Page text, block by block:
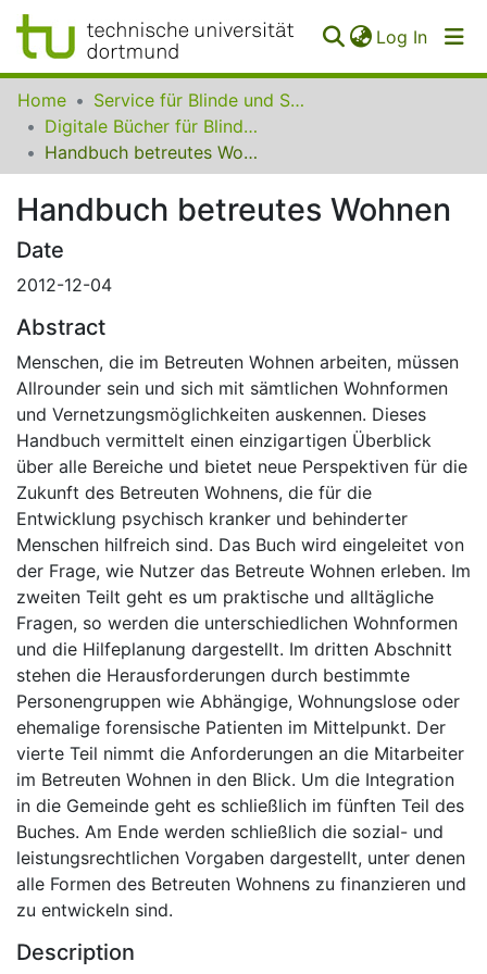
Log In
Communities
Collections
FAQ
Home
Service für Blinde und Sehbehinderte der UB Dortmund
Digitale Bücher für Blinde und Sehbehinderte
Handbuch betreutes Wohnen
Handbuch betreutes Wohnen
Date
2012-12-04
Abstract
Menschen, die im Betreuten Wohnen arbeiten, müssen
Allrounder sein und sich mit sämtlichen Wohnformen
und Vernetzungsmöglichkeiten auskennen. Dieses
Handbuch vermittelt einen einzigartigen Überblick
über alle Bereiche und bietet neue Perspektiven für die
Zukunft des Betreuten Wohnens, die für die
Entwicklung psychisch kranker und behinderter
Menschen hilfreich sind. Das Buch wird eingeleitet von
der Frage, wie Nutzer das Betreute Wohnen erleben. Im
zweiten Teilt geht es um praktische und alltägliche
Fragen, so werden die unterschiedlichen Wohnformen
und die Hilfeplanung dargestellt. Im dritten Abschnitt
stehen die Herausforderungen durch bestimmte
Personengruppen wie Abhängige, Wohnungslose oder
ehemalige forensische Patienten im Mittelpunkt. Der
vierte Teil nimmt die Anforderungen an die Mitarbeiter
im Betreuten Wohnen in den Blick. Um die Integration
in die Gemeinde geht es schließlich im fünften Teil des
Buches. Am Ende werden schließlich die sozial- und
leistungsrechtlichen Vorgaben dargestellt, unter denen
alle Formen des Betreuten Wohnens zu finanzieren und
zu entwickeln sind.
Description